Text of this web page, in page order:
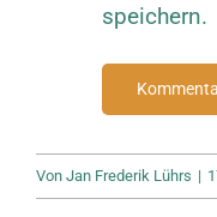
speichern.
Von Jan Frederik Lührs |